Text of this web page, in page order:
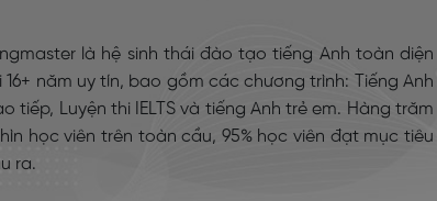
là hệ sinh thái đào tạo tiếng Anh toàn diện
16+ năm uy tín, bao gồm các chương trình: Tiếng Anh
tiếp, Luyện thi IELTS và tiếng Anh trẻ em. Hàng trăm
học viên trên toàn cầu, 95% học viên đạt mục tiêu
ra.